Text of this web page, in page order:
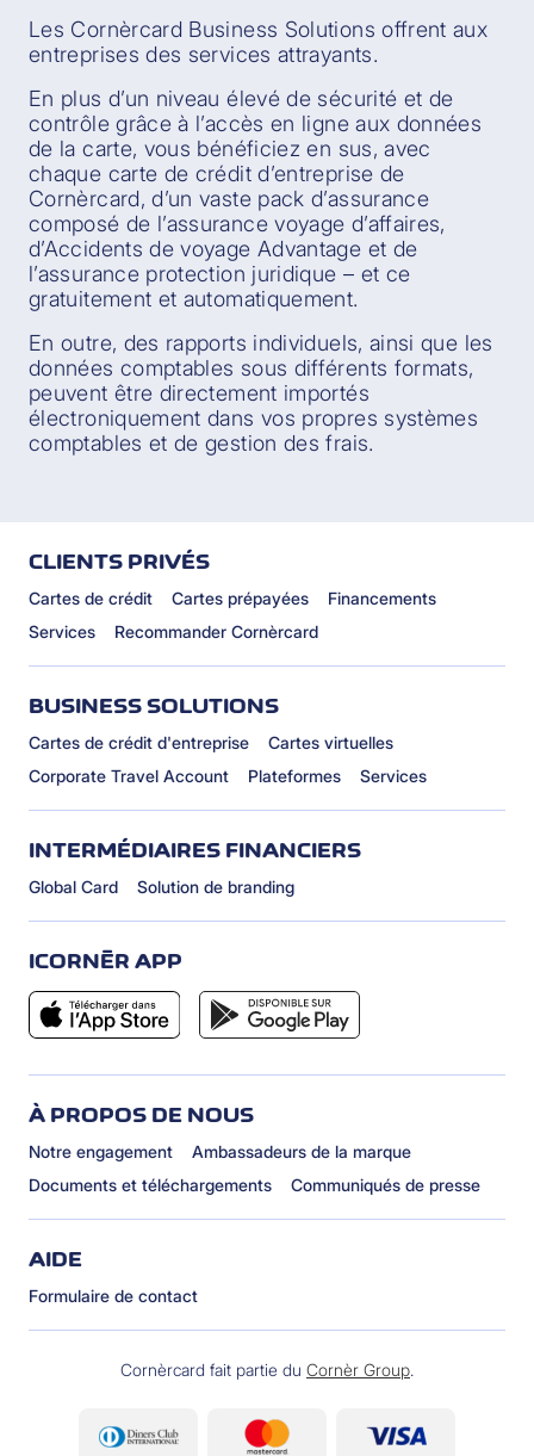
Les Cornèrcard Business Solutions offrent aux
entreprises des services attrayants.
En plus d’un niveau élevé de sécurité et de
contrôle grâce à l’accès en ligne aux données
de la carte, vous bénéficiez en sus, avec
chaque carte de crédit d’entreprise de
Cornèrcard, d’un vaste pack d’assurance
composé de l’assurance voyage d’affaires,
d’Accidents de voyage Advantage et de
l’assurance protection juridique – et ce
gratuitement et automatiquement.
En outre, des rapports individuels, ainsi que les
données comptables sous différents formats,
peuvent être directement importés
électroniquement dans vos propres systèmes
comptables et de gestion des frais.
CLIENTS PRIVÉS
Cartes de crédit Cartes prépayées
Financements
Services
Recommander Cornèrcard
BUSINESS SOLUTIONS
Cartes de crédit d'entreprise
Cartes virtuelles
Corporate Travel Account
Plateformes Services
INTERMÉDIAIRES FINANCIERS
Global Card Solution de branding
ICORNÈR APP
À PROPOS DE NOUS
Notre engagement
Ambassadeurs de la marque
Documents et téléchargements
Communiqués de presse
AIDE
Formulaire de contact
Cornèrcard fait partie du Cornèr Group.